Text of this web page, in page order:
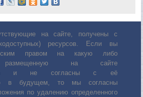
на сайте, получены с
ресурсов. Если вы
правом на какую либо
размещенную на сайте
и не согласны с её
в будущем, то мы согласны
по удалению определенного